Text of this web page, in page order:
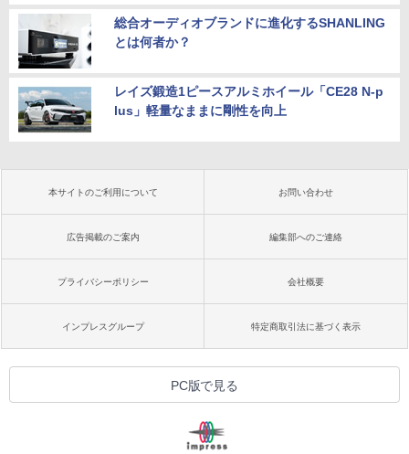
総合オーディオブランドに進化するSHANLING
とは何者か？
レイズ鍛造1ピースアルミホイール「CE28 N-p
lus」軽量なままに剛性を向上
本サイトのご利用について お問い合わせ
広告掲載のご案内 編集部へのご連絡
プライバシーポリシー 会社概要
インプレスグループ 特定商取引法に基づく表示
PC版で見る